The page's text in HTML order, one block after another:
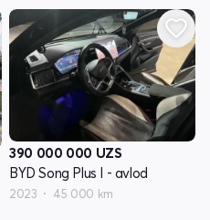
390 000 000 UZS
BYD Song Plus I - avlod
2023 45 000 km